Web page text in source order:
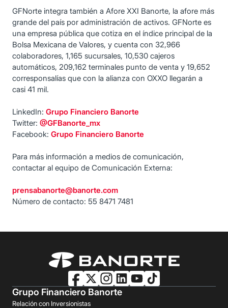
GFNorte integra también a Afore XXI Banorte, la afore más
grande del país por administración de activos. GFNorte es
una empresa pública que cotiza en el índice principal de la
Bolsa Mexicana de Valores, y cuenta con 32,966
colaboradores, 1,165 sucursales, 10,530 cajeros
automáticos, 209,162 terminales punto de venta y 19,652
corresponsalías que con la alianza con OXXO llegarán a
casi 41 mil.
LinkedIn: Grupo Financiero Banorte
Twitter: @GFBanorte_mx
Facebook: Grupo Financiero Banorte
Para más información a medios de comunicación,
contactar al equipo de Comunicación Externa:
prensabanorte@banorte.com
Número de contacto: 55 8471 7481
Grupo Financiero Banorte
Relación con Inversionistas